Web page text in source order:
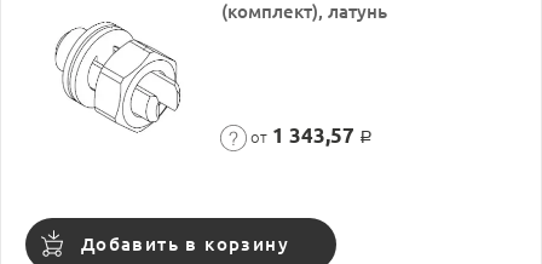
(комплект), латунь
от 1 343,57 Р
Добавить в корзину